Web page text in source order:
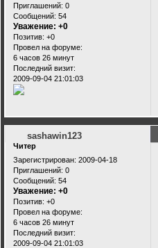
Приглашений: 0
Сообщений: 54
Уважение: +0
Позитив: +0
Провел на форуме:
6 часов 26 минут
Последний визит:
2009-09-04 21:01:03
sashawin123
Читер
Зарегистрирован: 2009-04-18
Приглашений: 0
Сообщений: 54
Уважение: +0
Позитив: +0
Провел на форуме:
6 часов 26 минут
Последний визит:
2009-09-04 21:01:03